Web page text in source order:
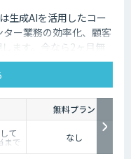
生成AIを活用したコー
ー業務の効率化、顧客
ます。今なら2ヶ月無
無料プラン
て
まで
さ
なし